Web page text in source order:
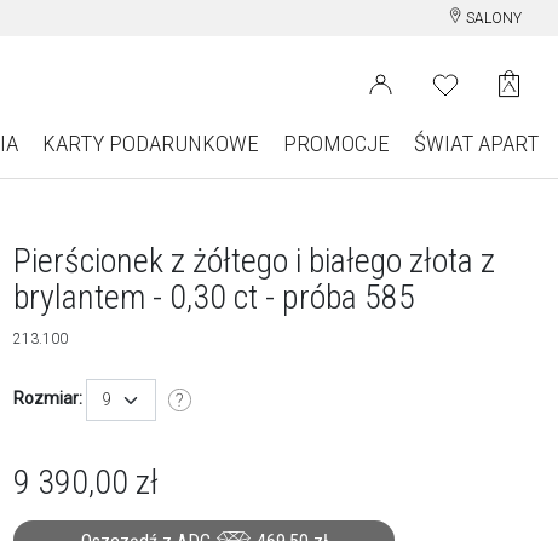
SALONY
KARTY PODARUNKOWE PROMOCJE ŚWIAT APART
Pierścionek z żółtego i białego złota z
brylantem - 0,30 ct - próba 585
213.100
Rozmiar: 9
9 390,00 zł